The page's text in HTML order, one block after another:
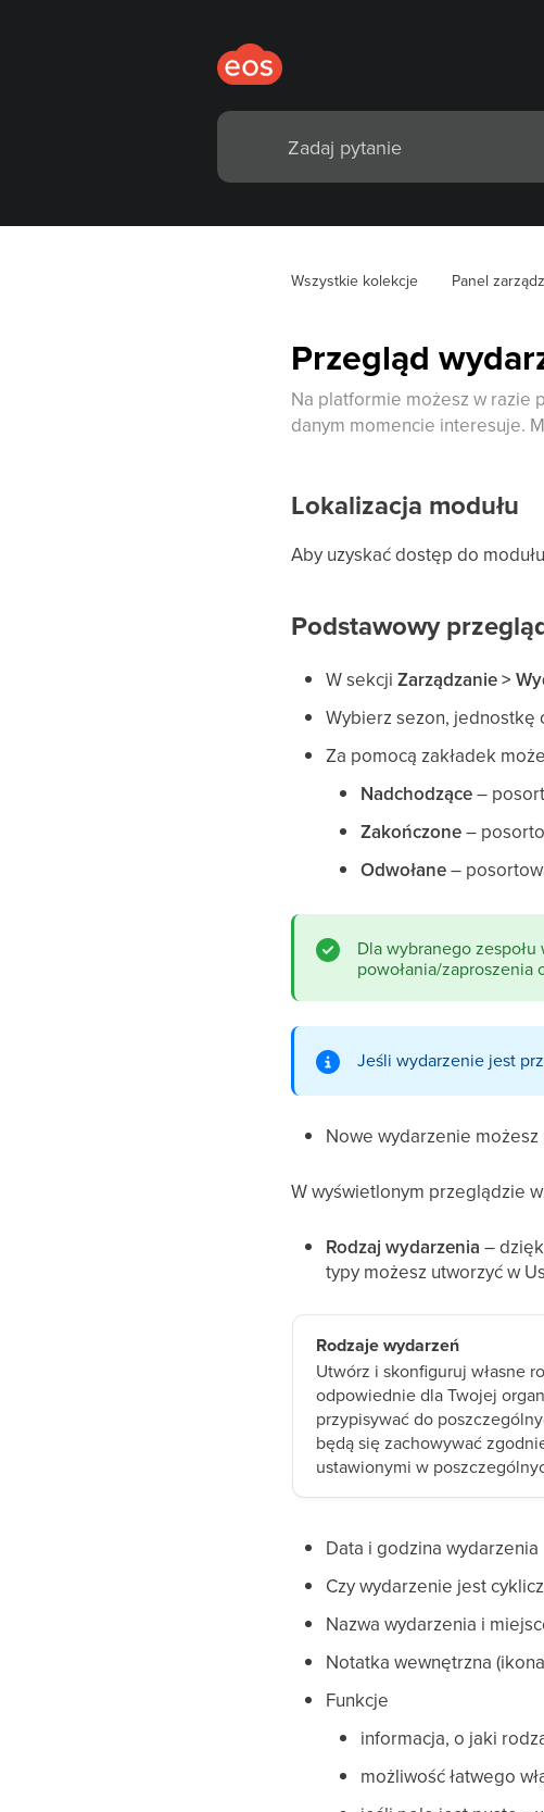
Wszystkie kolekcje Panel
Przegląd
Na platformie możesz w razie
danym momencie interesuje.
Lokalizacja modułu
Aby uzyskać dostęp do
Podstawowy
W sekcjiZarządzanie >
Wybierz sezon, jednostkę
Za pomocą zakładek
Nadchodzące–
Zakończone–
Odwołane–
Dla wybranego
powołania/zaproszenia
Jeśli wydarzenie jest
Nowe wydarzenie możesz
W wyświetlonym przeglądzie
Rodzaj wydarzenia –
typy możesz utworzyć w
Rodzaje wydarzeń
Utwórz i skonfiguruj własne
odpowiednie dla Twojej
przypisywać do
będą się zachowywać
ustawionymi w
Data i godzina wydarzenia
Czy wydarzenie jest
Nazwa wydarzenia i
Notatka wewnętrzna
Funkcje
informacja, o jaki
możliwość łatwego